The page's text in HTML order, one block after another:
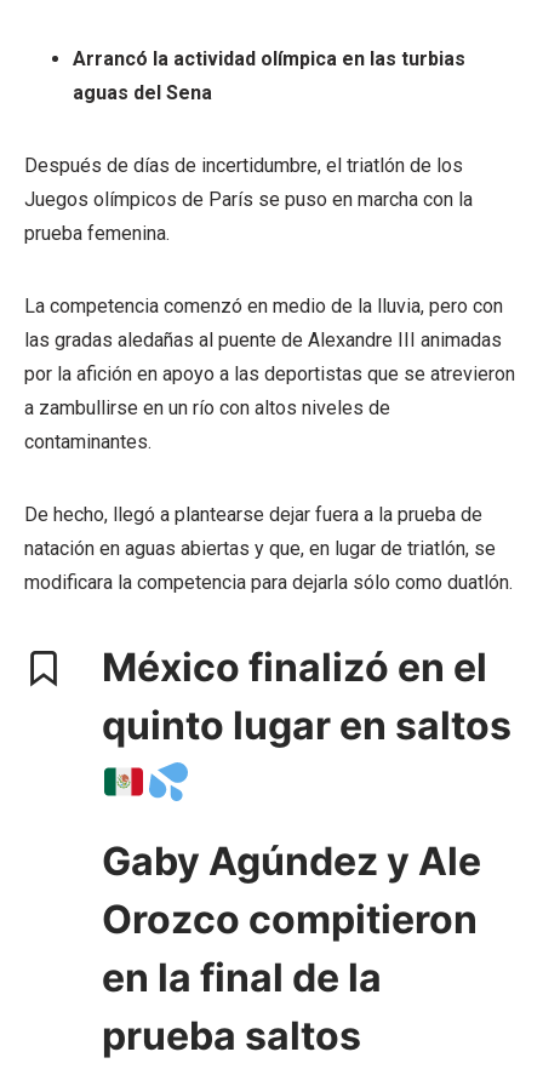
Arrancó la actividad olímpica en las turbias
aguas del Sena
Después de días de incertidumbre, el triatlón de los
Juegos olímpicos de París se puso en marcha con la
prueba femenina.
La competencia comenzó en medio de la lluvia, pero con
las gradas aledañas al puente de Alexandre III animadas
por la afición en apoyo a las deportistas que se atrevieron
a zambullirse en un río con altos niveles de
contaminantes.
De hecho, llegó a plantearse dejar fuera a la prueba de
natación en aguas abiertas y que, en lugar de triatlón, se
modificara la competencia para dejarla sólo como duatlón.
México finalizó en el
quinto lugar en saltos
Gaby Agúndez y Ale
Orozco compitieron
en la final de la
prueba saltos